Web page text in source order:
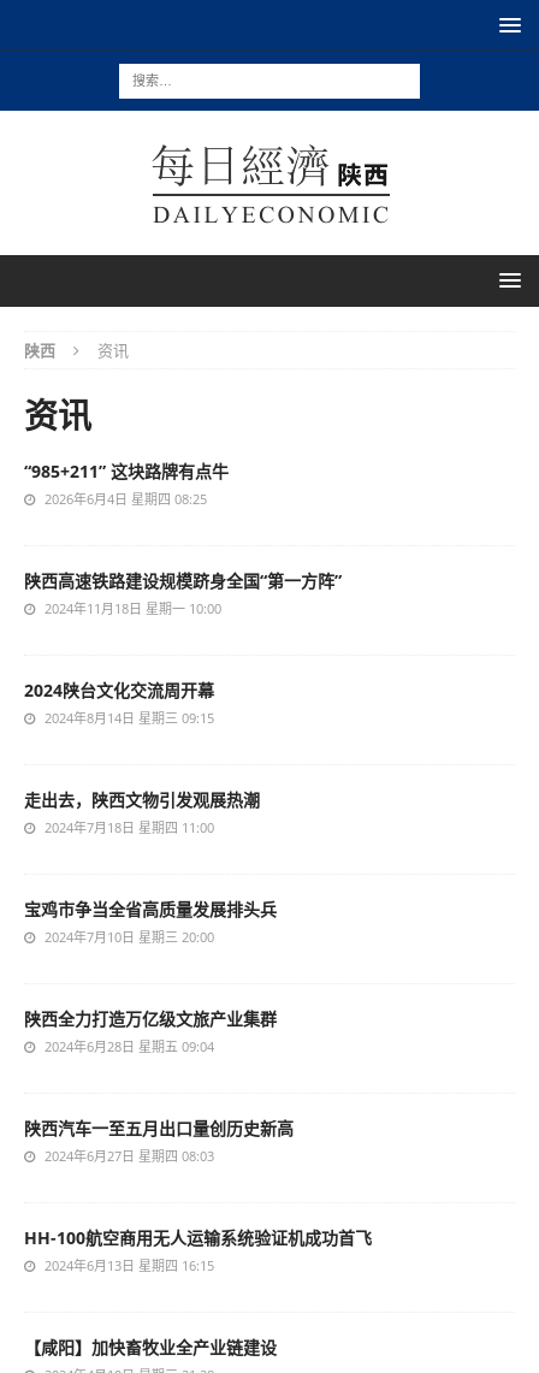
陕西 资讯
资讯
“985+211” 这块路牌有点牛
2026年6月4日 星期四 08:25
陕西高速铁路建设规模跻身全国“第一方阵”
2024年11月18日 星期一 10:00
2024陕台文化交流周开幕
2024年8月14日 星期三 09:15
走出去，陕西文物引发观展热潮
2024年7月18日 星期四 11:00
宝鸡市争当全省高质量发展排头兵
2024年7月10日 星期三 20:00
陕西全力打造万亿级文旅产业集群
2024年6月28日 星期五 09:04
陕西汽车一至五月出口量创历史新高
2024年6月27日 星期四 08:03
HH-100航空商用无人运输系统验证机成功首飞
2024年6月13日 星期四 16:15
【咸阳】加快畜牧业全产业链建设